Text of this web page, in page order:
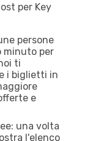
per Key
persone
minuto per
ti
i biglietti in
e
una volta
l'elenco